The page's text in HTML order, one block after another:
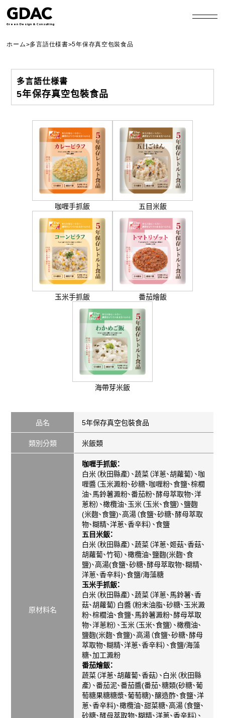
GDAC
Green Design & Consulting
ホーム>多言語仕様書>5年保存真空包裝食品
多言語仕様書
5年保存真空包裝食品
咖喱手抓飯 五目米飯
玉米手抓飯 番茄燴飯
海帶芽米飯
品名 5年保存真空包裝食品
類別分類 米飯類
原材料名
咖喱手抓飯：
白米（秋田縣產）、蔬菜（洋蔥、胡蘿蔔）、咖
喱醬（玉米澱粉、砂糖、咖喱粉、食鹽、棕櫚
油、馬鈴薯澱粉、番茄粉、酵母萃取物、洋
蔥粉）、橄欖油、玉米（玉米、食鹽）、鹽麴
(米麴、食鹽)、高湯（食鹽、砂糖、酵母萃取
物、糊精、洋蔥、香辛料）、食鹽
五目米飯：
白米（秋田縣產）、蔬菜（洋蔥、姬菇、香菇、
胡蘿蔔、竹筍）、橄欖油、鹽麴(米麴、食
鹽)、高湯(食鹽、砂糖、酵母萃取物、糊精、
洋蔥、香辛料)、食鹽/海藻糖
玉米手抓飯：
白米（秋田縣產）、蔬菜（洋蔥、馬鈴薯、香
菇、胡蘿蔔）白醬（粉末油脂、砂糖、玉米澱
粉、棕櫚油、食鹽、馬鈴薯澱粉、酵母萃取
物、洋蔥粉）、玉米（玉米、食鹽）、橄欖油、
鹽麴(米麴、食鹽)、高湯（食鹽、砂糖、酵母
萃取物、糊精、洋蔥、香辛料）、食鹽/海藻
糖、加工澱粉
番茄燴飯：
蔬菜（洋蔥、胡蘿蔔、香菇）、 白米（秋田縣
產）、番茄泥、番茄醬(番茄、糖類(砂糖、葡
萄糖果糖糖漿、葡萄糖)、醸造酢、食鹽、洋
蔥、香辛料)、橄欖油、甜菜糖、高湯（食鹽、
砂糖、酵母萃取物、糊精、洋蔥、香辛料）、